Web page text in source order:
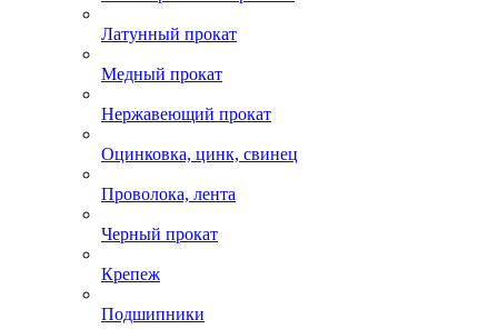
Латунный прокат
Медный прокат
Нержавеющий прокат
Оцинковка, цинк, свинец
Проволока, лента
Черный прокат
Крепеж
Подшипники